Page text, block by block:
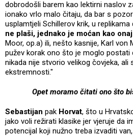
dobrodošli barem kao lektirni naslov
ionako vrlo malo čitaju, da bar s
usplamtjeli Schillerov krik, u replikama
ne plaši, jednako je moćan kao
Moor, op.a) ili, nešto kasnije, Karl von
pužev korak ono što je moglo
nikada nije stvorio velikog čovjeka, ali
ekstremnosti."
Opet moramo čitati ono što
Sebastijan pak Horvat, što u
jako voli režirati klasike jer vjeruje da
potencijal koji nužno treba izvaditi